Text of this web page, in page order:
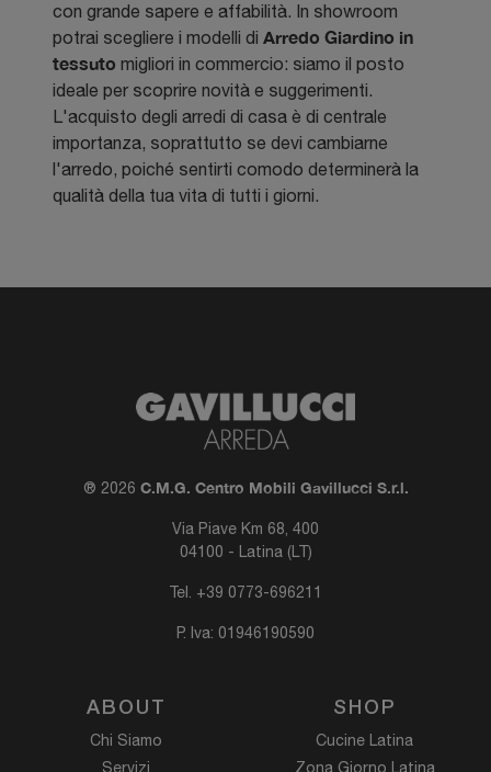
con grande sapere e affabilità. In showroom
potrai scegliere i modelli di Arredo Giardino in
tessuto migliori in commercio: siamo il posto
ideale per scoprire novità e suggerimenti.
L'acquisto degli arredi di casa è di centrale
importanza, soprattutto se devi cambiarne
l'arredo, poiché sentirti comodo determinerà la
qualità della tua vita di tutti i giorni.
® 2026 C.M.G. Centro Mobili Gavillucci S.r.l.
Via Piave Km 68, 400
04100 - Latina (LT)
Tel. +39 0773-696211
P. Iva: 01946190590
ABOUT
Chi Siamo
Servizi
SHOP
Cucine Latina
Zona Giorno Latina